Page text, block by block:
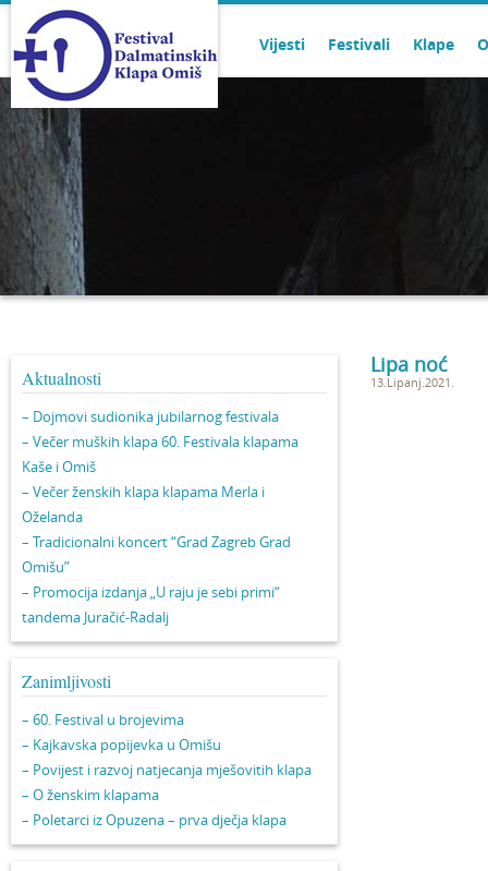
Vijesti Festivali Klape
Aktualnosti
– Dojmovi sudionika jubilarnog festivala
– Večer muških klapa 60. Festivala klapama
Kaše i Omiš
– Večer ženskih klapa klapama Merla i
Oželanda
– Tradicionalni koncert “Grad Zagreb Grad
Omišu”
– Promocija izdanja „U raju je sebi primi“
tandema Juračić-Radalj
Zanimljivosti
– 60. Festival u brojevima
– Kajkavska popijevka u Omišu
– Povijest i razvoj natjecanja mješovitih klapa
– O ženskim klapama
– Poletarci iz Opuzena – prva dječja klapa
Lipa noć
13.Lipanj.2021.